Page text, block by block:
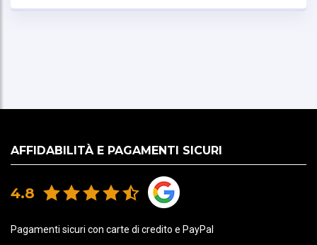
(100.000 mm H2O)
• Conforme al regolamento REACH (CE
AFFIDABILITÀ E PAGAMENTI SICURI
4.8
Pagamenti sicuri con carte di credito e PayPal